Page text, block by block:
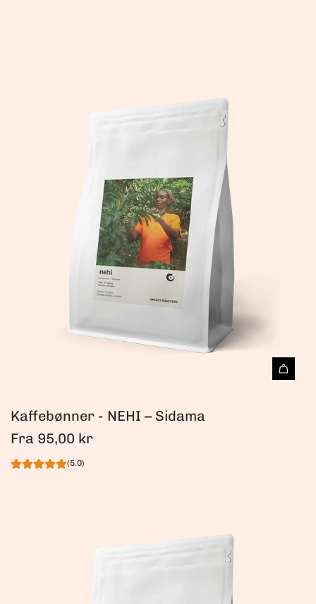
Kaffebønner - NEHI – Sidama
Fra 95,00 kr
(5.0)